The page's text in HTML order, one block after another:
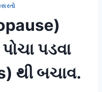
પડવા
થી બચાવ.